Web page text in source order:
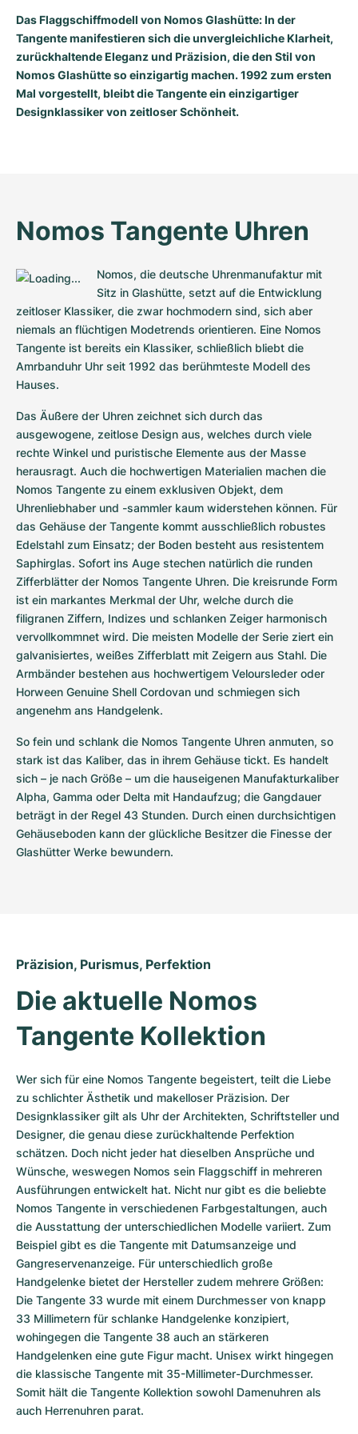
Das Flaggschiffmodell von Nomos Glashütte: In der
Tangente manifestieren sich die unvergleichliche Klarheit,
zurückhaltende Eleganz und Präzision, die den Stil von
Nomos Glashütte so einzigartig machen. 1992 zum ersten
Mal vorgestellt, bleibt die Tangente ein einzigartiger
Designklassiker von zeitloser Schönheit.
Nomos Tangente Uhren
Nomos, die deutsche Uhrenmanufaktur mit
Sitz in Glashütte, setzt auf die Entwicklung
zeitloser Klassiker, die zwar hochmodern sind, sich aber
niemals an flüchtigen Modetrends orientieren. Eine Nomos
Tangente ist bereits ein Klassiker, schließlich bliebt die
Amrbanduhr Uhr seit 1992 das berühmteste Modell des
Hauses.
Das Äußere der Uhren zeichnet sich durch das
ausgewogene, zeitlose Design aus, welches durch viele
rechte Winkel und puristische Elemente aus der Masse
herausragt. Auch die hochwertigen Materialien machen die
Nomos Tangente zu einem exklusiven Objekt, dem
Uhrenliebhaber und -sammler kaum widerstehen können. Für
das Gehäuse der Tangente kommt ausschließlich robustes
Edelstahl zum Einsatz; der Boden besteht aus resistentem
Saphirglas. Sofort ins Auge stechen natürlich die runden
Zifferblätter der Nomos Tangente Uhren. Die kreisrunde Form
ist ein markantes Merkmal der Uhr, welche durch die
filigranen Ziffern, Indizes und schlanken Zeiger harmonisch
vervollkommnet wird. Die meisten Modelle der Serie ziert ein
galvanisiertes, weißes Zifferblatt mit Zeigern aus Stahl. Die
Armbänder bestehen aus hochwertigem Veloursleder oder
Horween Genuine Shell Cordovan und schmiegen sich
angenehm ans Handgelenk.
So fein und schlank die Nomos Tangente Uhren anmuten, so
stark ist das Kaliber, das in ihrem Gehäuse tickt. Es handelt
sich – je nach Größe – um die hauseigenen Manufakturkaliber
Alpha, Gamma oder Delta mit Handaufzug; die Gangdauer
beträgt in der Regel 43 Stunden. Durch einen durchsichtigen
Gehäuseboden kann der glückliche Besitzer die Finesse der
Glashütter Werke bewundern.
Präzision, Purismus, Perfektion
Die aktuelle Nomos
Tangente Kollektion
Wer sich für eine Nomos Tangente begeistert, teilt die Liebe
zu schlichter Ästhetik und makelloser Präzision. Der
Designklassiker gilt als Uhr der Architekten, Schriftsteller und
Designer, die genau diese zurückhaltende Perfektion
schätzen. Doch nicht jeder hat dieselben Ansprüche und
Wünsche, weswegen Nomos sein Flaggschiff in mehreren
Ausführungen entwickelt hat. Nicht nur gibt es die beliebte
Nomos Tangente in verschiedenen Farbgestaltungen, auch
die Ausstattung der unterschiedlichen Modelle variiert. Zum
Beispiel gibt es die Tangente mit Datumsanzeige und
Gangreservenanzeige. Für unterschiedlich große
Handgelenke bietet der Hersteller zudem mehrere Größen:
Die Tangente 33 wurde mit einem Durchmesser von knapp
33 Millimetern für schlanke Handgelenke konzipiert,
wohingegen die Tangente 38 auch an stärkeren
Handgelenken eine gute Figur macht. Unisex wirkt hingegen
die klassische Tangente mit 35-Millimeter-Durchmesser.
Somit hält die Tangente Kollektion sowohl Damenuhren als
auch Herrenuhren parat.